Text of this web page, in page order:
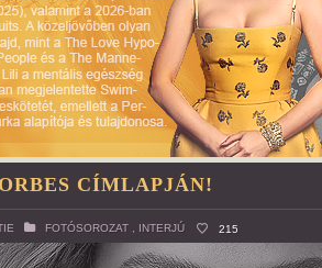
CÍMLAPJÁN!
FOTÓSOROZAT INTERJÚ 215